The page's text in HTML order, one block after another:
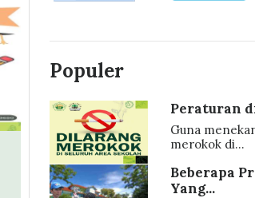
Populer
Peraturan
Guna
merokok di...
Beberapa
Yang...